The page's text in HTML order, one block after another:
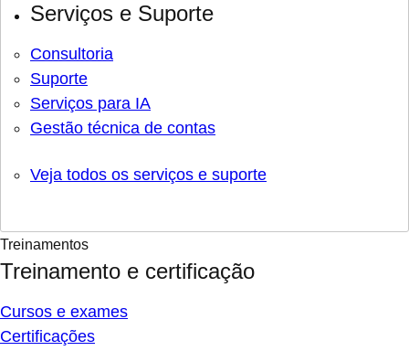
Serviços e Suporte
Consultoria
Suporte
Serviços para IA
Gestão técnica de contas
Veja todos os serviços e suporte
Treinamentos
Treinamento e certificação
Cursos e exames
Certificações